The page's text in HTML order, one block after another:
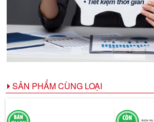
SẢN PHẨM CÙNG LOẠI